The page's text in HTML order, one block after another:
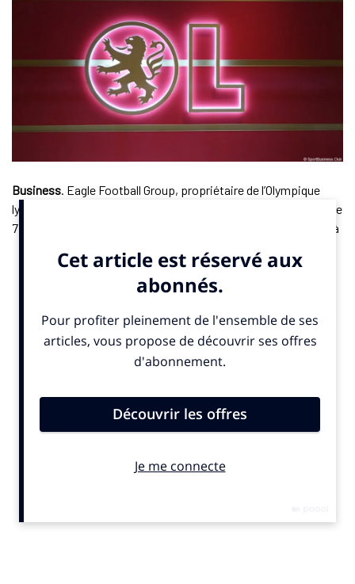
Business. Eagle Football Group, propriétaire de l’Olympique
lyonnais,
lundi 10 novembre 2025 une progression de
7% de son chiffre d’affaires au premier trimestre 2025/2026, à
partenariats et de la publicité affichent une nette amélioration
: +15 % sur un an, à 7,7 millions d’euros. Ce résultat s’explique
gouvernement de la République du Congo pour quatre saisons,
jusqu’en 2029. La direction du club souligne “une bonne
dynamique commerciale” auprès des marques, dans un
Ces performances compensent en partie la chute des droits
TV, en baisse de 35% à la suite de la rupture du contrat entre
nouvelle plateforme Ligue 1+ pour rééquilibrer cette ligne
TV UEFA. Les cessions de joueurs ont également contribué à